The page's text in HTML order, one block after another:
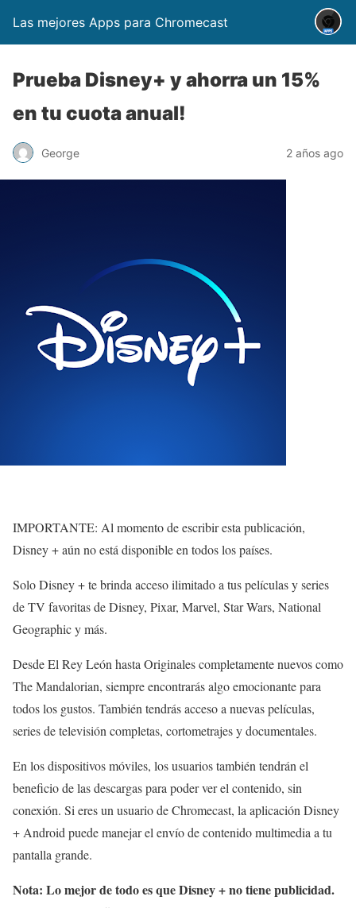
Las mejores Apps para Chromecast
Prueba Disney+ y ahorra un 15%
en tu cuota anual!
George 2 años ago
IMPORTANTE: Al momento de escribir esta publicación,
Disney + aún no está disponible en todos los países.
Solo Disney + te brinda acceso ilimitado a tus películas y series
de TV favoritas de Disney, Pixar, Marvel, Star Wars, National
Geographic y más.
Desde El Rey León hasta Originales completamente nuevos como
The Mandalorian, siempre encontrarás algo emocionante para
todos los gustos. También tendrás acceso a nuevas películas,
series de televisión completas, cortometrajes y documentales.
En los dispositivos móviles, los usuarios también tendrán el
beneficio de las descargas para poder ver el contenido, sin
conexión. Si eres un usuario de Chromecast, la aplicación Disney
+ Android puede manejar el envío de contenido multimedia a tu
pantalla grande.
Nota: Lo mejor de todo es que Disney + no tiene publicidad.